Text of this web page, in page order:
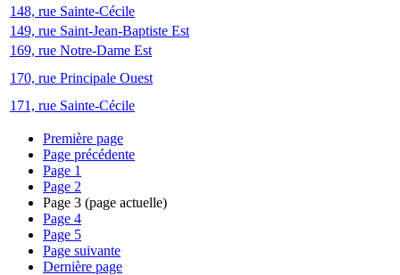
148, rue Sainte-Cécile
149, rue Saint-Jean-Baptiste Est
169, rue Notre-Dame Est
170, rue Principale Ouest
171, rue Sainte-Cécile
Première page
Page précédente
Page 1
Page 2
Page 3 (page actuelle)
Page 4
Page 5
Page suivante
Dernière page